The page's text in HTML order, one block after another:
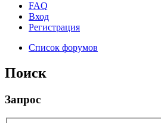
FAQ
Вход
Регистрация
Список форумов
Поиск
Запрос